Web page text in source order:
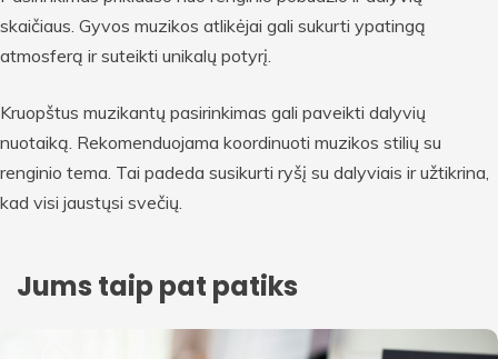
skaičiaus. Gyvos muzikos atlikėjai gali sukurti ypatingą
atmosferą ir suteikti unikalų potyrį.
Kruopštus muzikantų pasirinkimas gali paveikti dalyvių
nuotaiką. Rekomenduojama koordinuoti muzikos stilių su
renginio tema. Tai padeda susikurti ryšį su dalyviais ir užtikrina,
kad visi jaustųsi svečių.
Jums taip pat patiks